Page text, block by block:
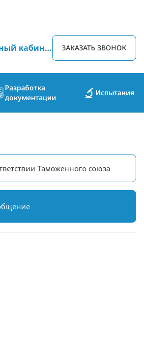
кабинет ЗАКАЗАТЬ ЗВОНОК
Разработка
документации
Испытания
Таможенного союза